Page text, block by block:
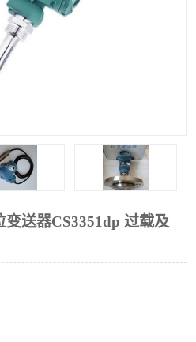
送器CS3351dp 过载及
温度传感器变送器